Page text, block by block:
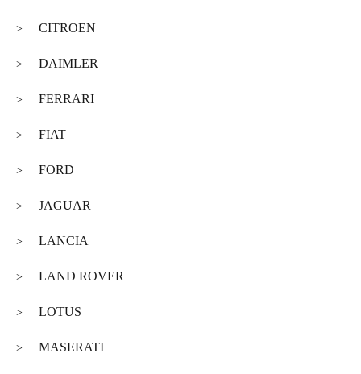
> CITROEN
> DAIMLER
> FERRARI
> FIAT
> FORD
> JAGUAR
> LANCIA
> LAND ROVER
> LOTUS
> MASERATI